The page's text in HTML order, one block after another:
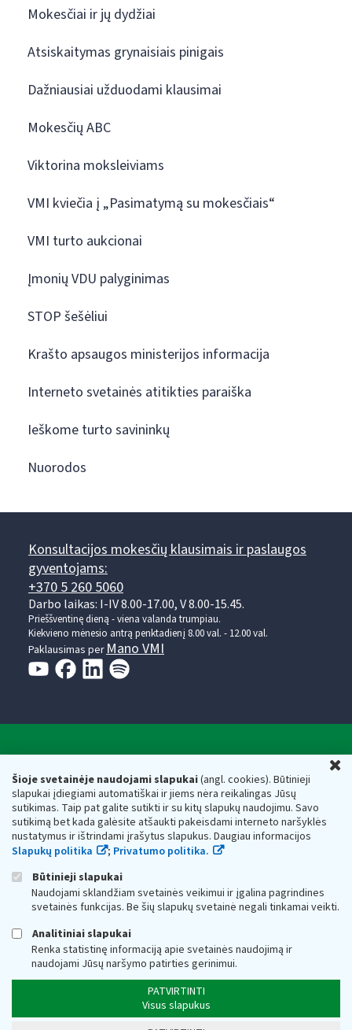
Šioje svetainėje naudojami slapukai(angl. cookies). Būtinieji
slapukai įdiegiami automatiškai ir jiems nėra reikalingas Jūsų
sutikimas. Taip pat galite sutikti ir su kitų slapukų naudojimu. Savo
sutikimą bet kada galėsite atšaukti pakeisdami interneto naršyklės
nustatymus ir ištrindami įrašytus slapukus. Daugiau informacijos
Slapukų politika
; Privatumo politika.
Būtinieji slapukai
Naudojami sklandžiam svetainės veikimui ir įgalina pagrindines
svetainės funkcijas. Be šių slapukų svetainė negali tinkamai veikti.
Analitiniai slapukai
Renka statistinę informaciją apie svetainės naudojimą ir
naudojami Jūsų naršymo patirties gerinimui.
PATVIRTINTI
Visus slapukus
Mokesčiai ir jų dydžiai
Atsiskaitymas grynaisiais pinigais
Dažniausiai užduodami klausimai
Mokesčių ABC
Viktorina moksleiviams
VMI kviečia į „Pasimatymą su mokesčiais“
VMI turto aukcionai
Įmonių VDU palyginimas
STOP šešėliui
Krašto apsaugos ministerijos informacija
Interneto svetainės atitikties paraiška
Ieškome turto savininkų
Nuorodos
Konsultacijos mokesčių klausimais ir paslaugos
gyventojams:
+370 5 260 5060
Darbo laikas: I-IV 8.00-17.00, V 8.00-15.45.
Prieššventinę dieną - viena valanda trumpiau.
Kiekvieno mėnesio antrą penktadienį 8.00 val. - 12.00 val.
Paklausimas per Mano VMI
Respublikos finansų ministerijos
Biudžetinė įstaiga. Juridinio asmens kodas — 188659752,
adresas: Vasario 16-osios g. 14, 01107 Vilnius, Lietuva, el.paštas:
vmi@vmi.lt, E. pristatymo dėžutės adresas 188659752
Duomenys apie Valstybinę mokesčių inspekciją prie Lietuvos
Respublikos finansų ministerijos kaupiami ir saugomi Juridinių